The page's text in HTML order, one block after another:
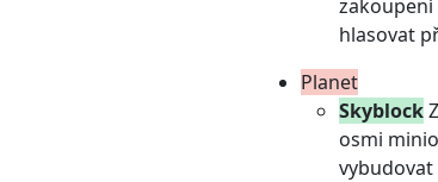
zakoupení
hlasovat
Planet
Skyblock
osmi
vybudovat